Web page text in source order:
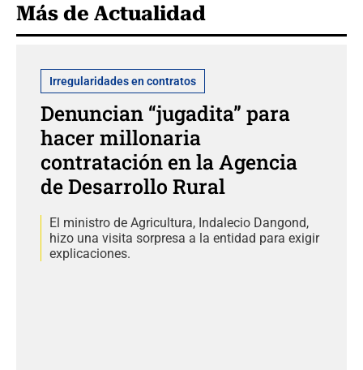
Más de Actualidad
Irregularidades en contratos
Denuncian “jugadita” para
hacer millonaria
contratación en la Agencia
de Desarrollo Rural
El ministro de Agricultura, Indalecio Dangond,
hizo una visita sorpresa a la entidad para exigir
explicaciones.